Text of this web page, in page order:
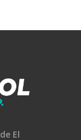
de El